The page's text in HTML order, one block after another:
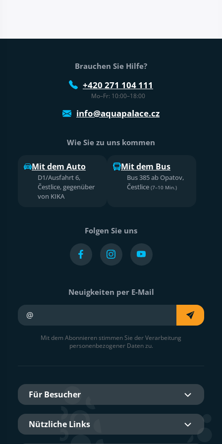
Fußtext der Website
Brauchen Sie Hilfe?
+420 271 104 111
Mo–Fr: 10:00–18:00
info@aquapalace.cz
Wie Sie zu uns kommen
Mit dem Auto
D1/Ausfahrt 6,
Čestlice, gegenüber
von KIKA
Mit dem Bus
Bus 385 ab Opatov,
Čestlice (7–10 Min.)
Folgen Sie uns
Neuigkeiten per E-Mail
Mit dem Abonnieren stimmen Sie der Verarbeitung
personenbezogener Daten zu.
Für Besucher
Nützliche Links